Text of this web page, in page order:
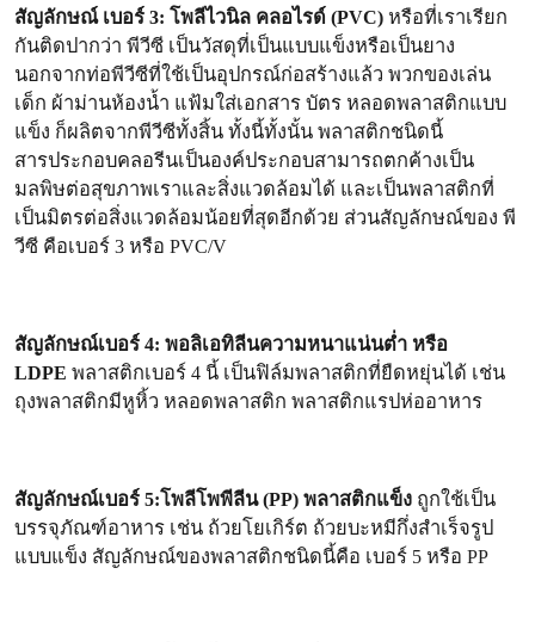
สัญลักษณ์ เบอร์ 3: โพลีไวนิล คลอไรด์ (PVC) หรือที่เราเรียก
กันติดปากว่า พีวีซี เป็นวัสดุที่เป็นแบบแข็งหรือเป็นยาง
นอกจากท่อพีวีซีที่ใช้เป็นอุปกรณ์ก่อสร้างแล้ว พวกของเล่น
เด็ก ผ้าม่านห้องน้ำ แฟ้มใส่เอกสาร บัตร หลอดพลาสติกแบบ
แข็ง ก็ผลิตจากพีวีซีทั้งสิ้น ทั้งนี้ทั้งนั้น พลาสติกชนิดนี้
สารประกอบคลอรีนเป็นองค์ประกอบสามารถตกค้างเป็น
มลพิษต่อสุขภาพเราและสิ่งแวดล้อมได้ และเป็นพลาสติกที่
เป็นมิตรต่อสิ่งแวดล้อมน้อยที่สุดอีกด้วย ส่วนสัญลักษณ์ของ พี
วีซี คือเบอร์ 3 หรือ PVC/V
สัญลักษณ์เบอร์ 4: พอลิเอทิลีนความหนาแน่นต่ำ หรือ
LDPE พลาสติกเบอร์ 4 นี้ เป็นฟิล์มพลาสติกที่ยืดหยุ่นได้ เช่น
ถุงพลาสติกมีหูหิ้ว หลอดพลาสติก พลาสติกแรปห่ออาหาร
สัญลักษณ์เบอร์ 5:โพลีโพพีลีน (PP) พลาสติกแข็ง ถูกใช้เป็น
บรรจุภัณฑ์อาหาร เช่น ถ้วยโยเกิร์ต ถ้วยบะหมีกึ่งสำเร็จรูป
แบบแข็ง สัญลักษณ์ของพลาสติกชนิดนี้คือ เบอร์ 5 หรือ PP